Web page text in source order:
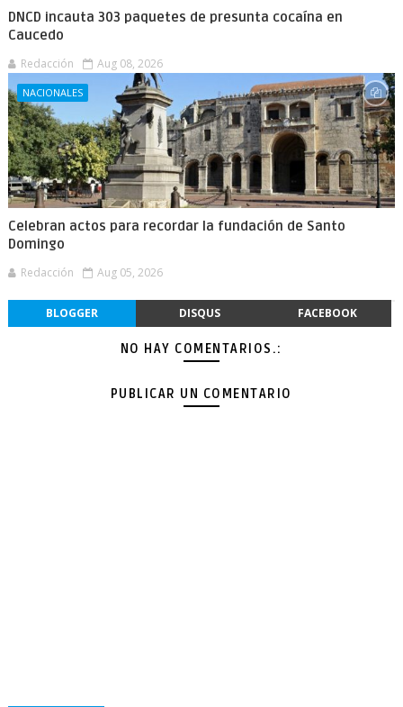
DNCD incauta 303 paquetes de presunta cocaína en
Caucedo
Redacción Aug 08, 2026
NACIONALES
Celebran actos para recordar la fundación de Santo
Domingo
Redacción Aug 05, 2026
BLOGGER DISQUS FACEBOOK
NO HAY COMENTARIOS.:
PUBLICAR UN COMENTARIO